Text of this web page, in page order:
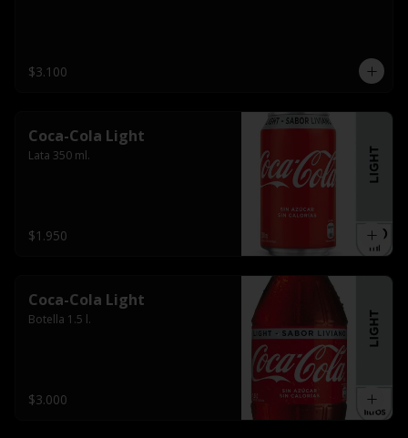
$3.100
Coca-Cola Light
Lata 350 ml.
$1.950
Coca-Cola Light
Botella 1.5 l.
$3.000